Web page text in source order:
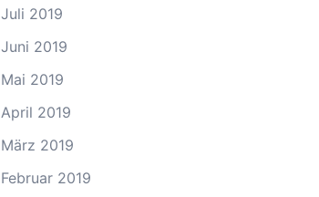
Juli 2019
Juni 2019
Mai 2019
April 2019
März 2019
Februar 2019